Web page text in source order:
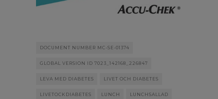
DOCUMENT NUMBER MC-SE-01374
GLOBAL VERSION ID 7023_142168_226847
LEVA MED DIABETES LIVET OCH DIABETES
LIVETOCKDIABETES LUNCH LUNCHSALLAD